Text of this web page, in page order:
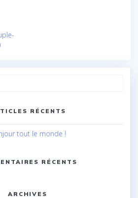
RÉCENTS
tout le monde !
RÉCENTS
ARCHIVES